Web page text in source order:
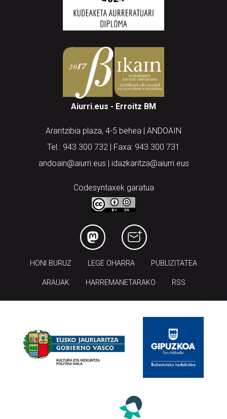
Aiurri.eus - Erroitz BM
Arantzibia plaza, 4-5 behea | ANDOAIN
Tel.: 943 300 732 | Faxa: 943 300 731
andoain@aiurri.eus | idazkaritza@aiurri.eus
Codesyntaxek garatua
HONI BURUZ LEGE OHARRA PUBLIZITATEA
ARAUAK HARREMANETARAKO RSS